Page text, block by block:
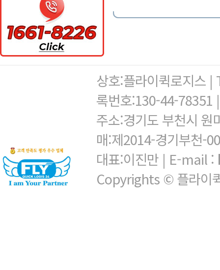
상호:플라이퀵로지스
록번호:130-44-78351
주소:경기도 부천시
매:제2014-경기부천-
대표:이진만 | E-mail :
Copyrights © 플라이